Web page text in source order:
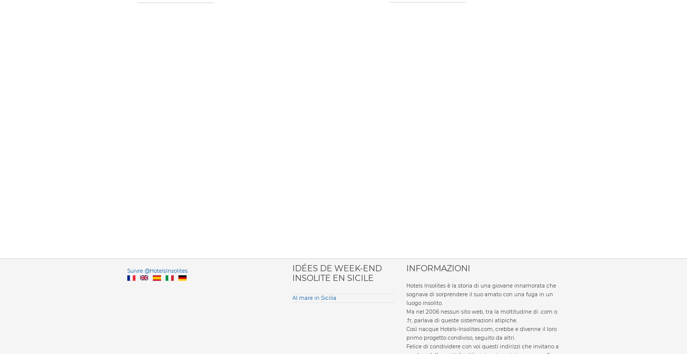
Suivre @HotelsInsolitesVersione italiana
IDÉES DE WEEK-END
INSOLITE EN SICILE
Al mare in Sicilia
INFORMAZIONI
Hotels Insolites è la storia di una giovane innamorata che
sognava di sorprendere il suo amato con una fuga in un
luogo insolito.
Ma nel 2006 nessun sito web, tra la moltitudine di .com o
.fr, parlava di queste sistemazioni atipiche.
Così nacque Hotels-Insolites.com, crebbe e divenne il loro
primo progetto condiviso, seguito da altri.
Felice di condividere con voi questi indirizzi che invitano a